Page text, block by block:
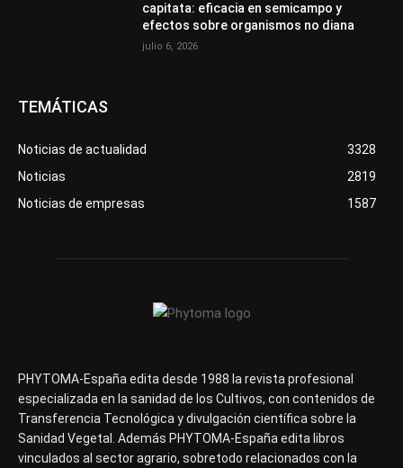
capitata: eficacia en semicampo y
efectos sobre organismos no diana
julio 6, 2026
TEMÁTICAS
Noticias de actualidad
3328
Noticias
2819
Noticias de empresas
1587
PHYTOMA-España edita desde 1988 la revista profesional
especializada en la sanidad de los Cultivos, con contenidos de
Transferencia Tecnológica y divulgación científica sobre la
Sanidad Vegetal. Además PHYTOMA-España edita libros
vinculados al sector agrario, sobretodo relacionados con la